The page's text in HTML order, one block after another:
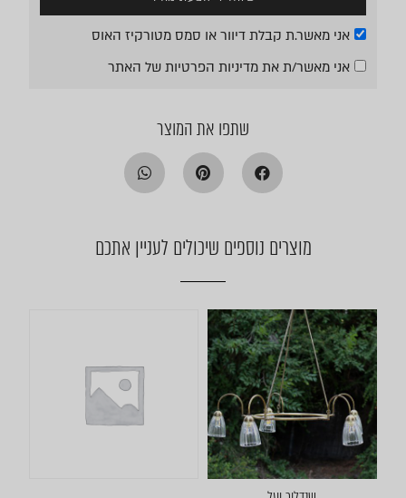
אני מאשר.ת קבלת דיוור או סמס מטורקיז האוס
אני מאשר/ת את מדיניות הפרטיותשל האתר
שתפו את המוצר
מוצרים נוספים שיכולים לעניין אתכם